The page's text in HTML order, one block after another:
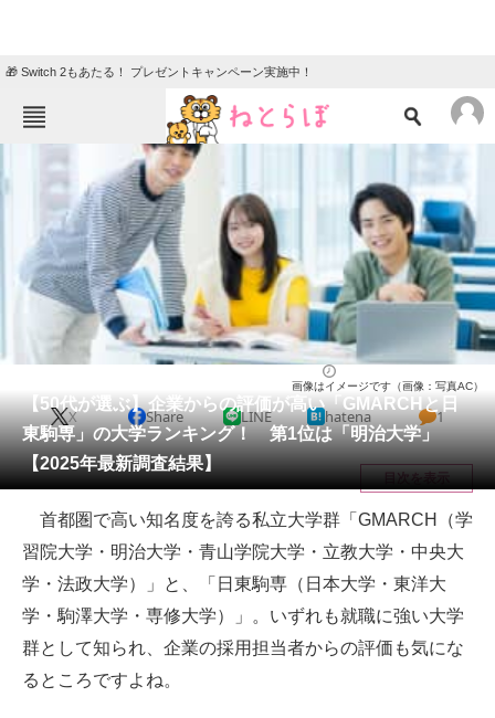
🎁 Switch 2もあたる！ プレゼントキャンペーン実施中！
ねとらぼメニュー
エンタメ クイズ
グルメ 地域
教育・育児
リサーチ
会員記事
メディア
注目記事を集めた総合ページ
ITの今と未来を見通す
スマホと通信の最新トレンド
進化するPCとデバイスの未来
好きが集まる 比べて選べる
【50代が選ぶ】企業からの評価が高い「GMARCHと日
東駒専」の大学ランキング！ 第1位は「明治大学」
【2025年最新調査結果】
画像はイメージです（画像：写真AC）
X Share LINE hatena 1
目次を表示
首都圏で高い知名度を誇る私立大学群「GMARCH（学
習院大学・明治大学・青山学院大学・立教大学・中央大
学・法政大学）」と、「日東駒専（日本大学・東洋大
学・駒澤大学・専修大学）」。いずれも就職に強い大学
群として知られ、企業の採用担当者からの評価も気にな
るところですよね。